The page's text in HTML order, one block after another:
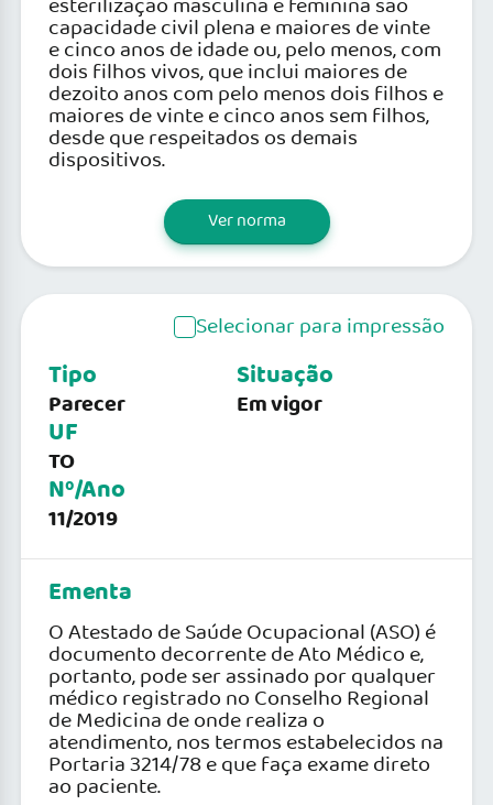
capacidade civil plena e maiores de vinte
e cinco anos de idade ou, pelo menos, com
dois filhos vivos, que inclui maiores de
dezoito anos com pelo menos dois filhos e
maiores de vinte e cinco anos sem filhos,
desde que respeitados os demais
dispositivos.
Ver norma
Selecionar para impressão
Tipo
Parecer
UF
TO
Nº/Ano
11/2019
Situação
Em vigor
Ementa
O Atestado de Saúde Ocupacional (ASO) é
documento decorrente de Ato Médico e,
portanto, pode ser assinado por qualquer
médico registrado no Conselho Regional
de Medicina de onde realiza o
atendimento, nos termos estabelecidos na
Portaria 3214/78 e que faça exame direto
ao paciente.